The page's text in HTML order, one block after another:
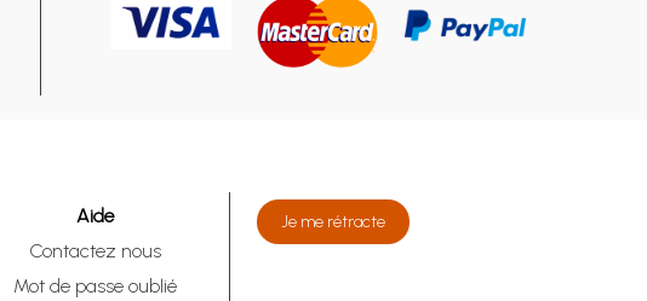
Aide
Contactez nous
Mot de passe oublié
Je me rétracte